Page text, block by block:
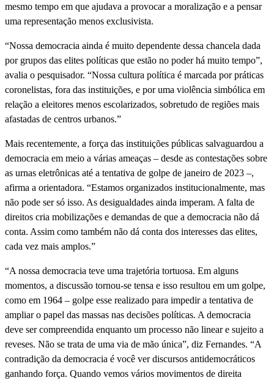
mesmo tempo em que ajudava a provocar a moralização e a pensar
uma representação menos exclusivista.
“Nossa democracia ainda é muito dependente dessa chancela dada
por grupos das elites políticas que estão no poder há muito tempo”,
avalia o pesquisador. “Nossa cultura política é marcada por práticas
coronelistas, fora das instituições, e por uma violência simbólica em
relação a eleitores menos escolarizados, sobretudo de regiões mais
afastadas de centros urbanos.”
Mais recentemente, a força das instituições públicas salvaguardou a
democracia em meio a várias ameaças – desde as contestações sobre
as urnas eletrônicas até a tentativa de golpe de janeiro de 2023 –,
afirma a orientadora. “Estamos organizados institucionalmente, mas
não pode ser só isso. As desigualdades ainda imperam. A falta de
direitos cria mobilizações e demandas de que a democracia não dá
conta. Assim como também não dá conta dos interesses das elites,
cada vez mais amplos.”
“A nossa democracia teve uma trajetória tortuosa. Em alguns
momentos, a discussão tornou-se tensa e isso resultou em um golpe,
como em 1964 – golpe esse realizado para impedir a tentativa de
ampliar o papel das massas nas decisões políticas. A democracia
deve ser compreendida enquanto um processo não linear e sujeito a
reveses. Não se trata de uma via de mão única”, diz Fernandes. “A
contradição da democracia é você ver discursos antidemocráticos
ganhando força. Quando vemos vários movimentos de direita